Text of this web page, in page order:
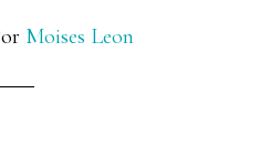
Moises Leon